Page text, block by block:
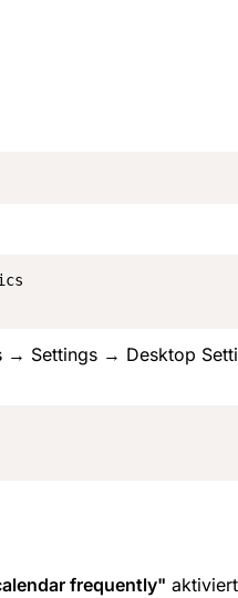
→ Settings → Desktop
frequently"